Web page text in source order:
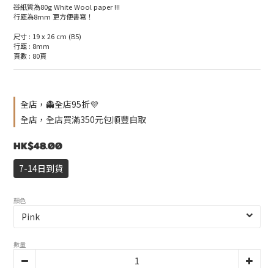
🧸紙質為80g White Wool paper !!!
行距為8mm 更方便書寫！
尺寸 : 19 x 26 cm (B5)
行距 : 8mm
頁數 : 80頁
全店，👻全店95折💜
全店，全店買滿350元包順豐自取
HK$48.00
7-14日到貨
顏色
數量